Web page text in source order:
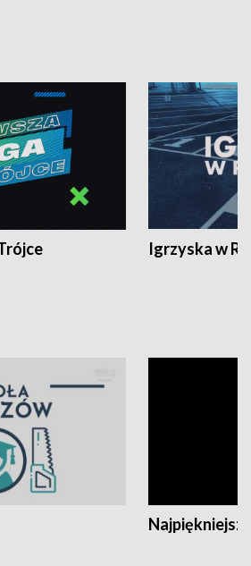
Igrzyska w